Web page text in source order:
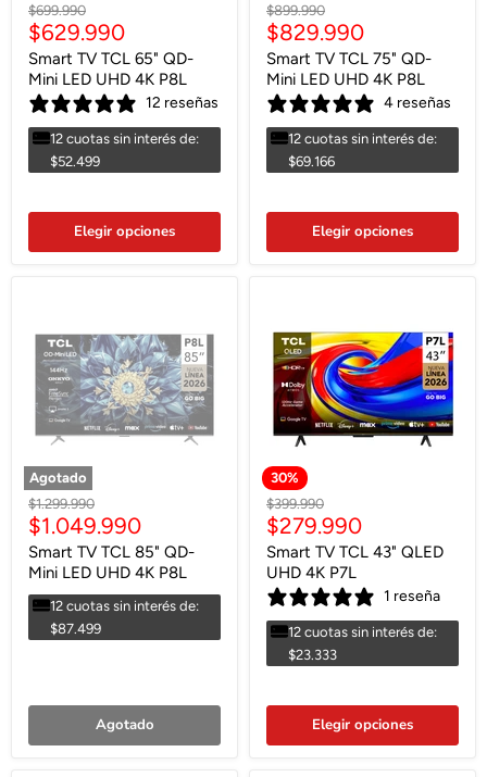
Precio
original
$699.990
Precio
actual
$629.990
Smart TV TCL 65" QD-
Mini LED UHD 4K P8L
12 reseñas
12 cuotas sin interés de:
$52.499
Elegir opciones
Precio
original
$899.990
Precio
actual
$829.990
Smart TV TCL 75" QD-
Mini LED UHD 4K P8L
4 reseñas
12 cuotas sin interés de:
$69.166
Elegir opciones
Agotado
Precio
original
$1.299.990
Precio
actual
$1.049.990
Smart TV TCL 85" QD-
Mini LED UHD 4K P8L
12 cuotas sin interés de:
$87.499
Agotado
30%
Precio
original
$399.990
Precio
actual
$279.990
Smart TV TCL 43" QLED
UHD 4K P7L
1 reseña
12 cuotas sin interés de:
$23.333
Elegir opciones